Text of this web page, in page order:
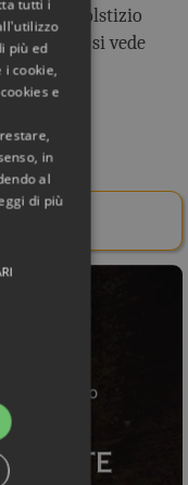
del Solstizio
estivo si vede
qui!
tutti i
più ed
cookie,
e
in
al
di più